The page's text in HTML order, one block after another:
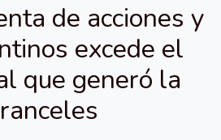
de acciones y
excede el
que generó la